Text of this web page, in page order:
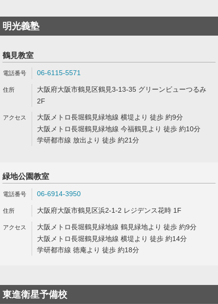
明光義塾
鶴見教室
06-6115-5571
大阪府大阪市鶴見区鶴見3-13-35 グリーンビューつるみ
2F
大阪メトロ長堀鶴見緑地線 横堤より 徒歩 約9分
大阪メトロ長堀鶴見緑地線 今福鶴見より 徒歩 約10分
学研都市線 放出より 徒歩 約21分
緑地公園教室
06-6914-3950
大阪府大阪市鶴見区浜2-1-2 レジデンス花時 1F
大阪メトロ長堀鶴見緑地線 鶴見緑地より 徒歩 約9分
大阪メトロ長堀鶴見緑地線 横堤より 徒歩 約14分
学研都市線 徳庵より 徒歩 約18分
東進衛星予備校